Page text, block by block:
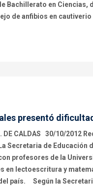
Bachillerato en Ciencias,
de anfibios en
presentó
U. DE CALDAS 30/10/
Secretaria de Educación
profesores de la
en lectoescritura y
país. Según la